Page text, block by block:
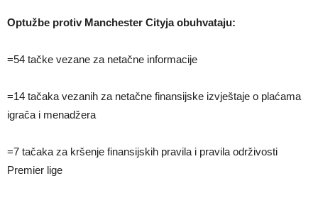
Optužbe protiv Manchester Cityja obuhvataju:
=54 tačke vezane za netačne informacije
=14 tačaka vezanih za netačne finansijske izvještaje o plaćama
igrača i menadžera
=7 tačaka za kršenje finansijskih pravila i pravila održivosti
Premier lige